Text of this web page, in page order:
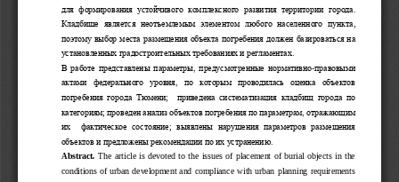
для  формирования  устойчивого  комплексного  развития  территории города
Кладбище  является  неотъемлемым  элементом  любого  населенного  пункта
поэтому выбор места размещения объекта погребения должен базироваться на
установленных градостроительных требованиях и регламентах.
В работе представлены параметры, предусмотренные нормативно-правовыми
актами  федерального  уровня,  по  которым  проводилась  оценка  объектов
погребения  города  Тюмени;
приведена  систематизация  кладбищ  города  по
категориям; проведен анализ объектов погребения по параметрам, отражающим
их    фактическое  состояние; выявлены  нарушения  параметров  размещения
объектов и предложены рекомендации по их устранению
Abstract. The  article  is  devoted  to  the  issues  of  placement  of  burial  objects  in  the
conditions  of  urban  development  and  compliance  with  urban  planning  requirements